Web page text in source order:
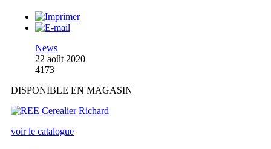
News
22 août 2020
4173
DISPONIBLE EN MAGASIN
voir le catalogue